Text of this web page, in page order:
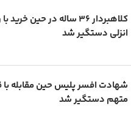
کلاهبردار ۳۶ ساله در حین
انزلی دستگیر شد
شهادت افسر پلیس حین مقابله
متهم دستگیر شد